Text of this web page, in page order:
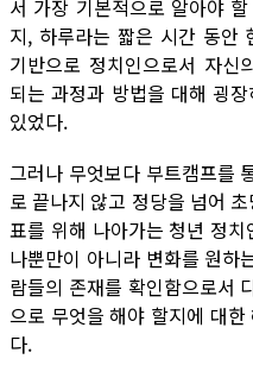
서 가장 기본적으로 알아야
지, 하루라는 짧은 시간 동안
기반으로 정치인으로서 자신
되는 과정과 방법을 대해 굉
있었다.
그러나 무엇보다 부트캠프를
로 끝나지 않고 정당을 넘어
표를 위해 나아가는 청년 정
나뿐만이 아니라 변화를 원하
람들의 존재를 확인함으로서
으로 무엇을 해야 할지에 대
다.